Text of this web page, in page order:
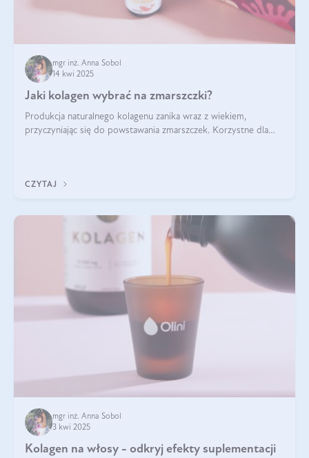
mgr inż. Anna Sobol
14 kwi 2025
Jaki kolagen wybrać na zmarszczki?
Produkcja naturalnego kolagenu zanika wraz z wiekiem,
przyczyniając się do powstawania zmarszczek. Korzystne dla
CZYTAJ
mgr inż. Anna Sobol
3 kwi 2025
Kolagen na włosy - odkryj efekty suplementacji